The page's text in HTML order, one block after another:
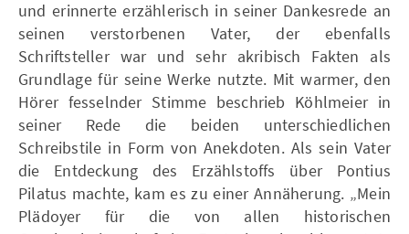
und erinnerte erzählerisch in seiner Dankesrede an
seinen verstorbenen Vater, der ebenfalls
Schriftsteller war und sehr akribisch Fakten als
Grundlage für seine Werke nutzte. Mit warmer, den
Hörer fesselnder Stimme beschrieb Köhlmeier in
seiner Rede die beiden unterschiedlichen
Schreibstile in Form von Anekdoten. Als sein Vater
die Entdeckung des Erzählstoffs über Pontius
Pilatus machte, kam es zu einer Annäherung. „Mein
Plädoyer für die von allen historischen